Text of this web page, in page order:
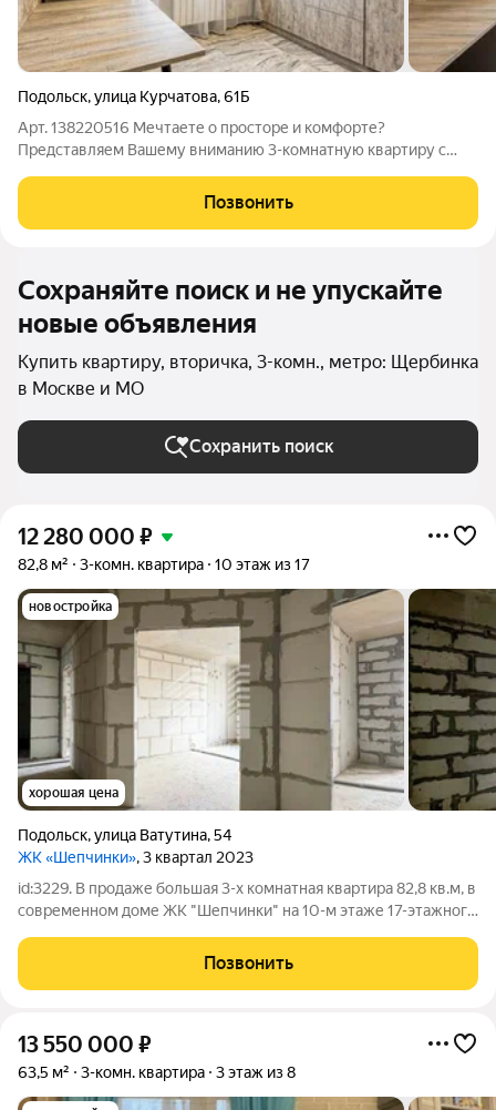
Подольск,улица Курчатова,61Б
Арт. 138220516 Мечтаете о просторе и комфорте?
Представляем Вашему вниманию 3-комнатную квартиру с
продумана для Вашей идеальной жизни! Осталось только
заехать и наслаждаться новым домом! Особая
Позвонить
Сохраняйте поиск и не упускайте
новые объявления
Купить квартиру, вторичка, 3-комн., метро: Щербинка
в Москве и МО
Сохранить поиск
12 280 000 ₽
82,8 м² 3-комн. квартира 10 этаж из 17
новостройка
хорошая цена
Подольск,улица Ватутина,54
ЖК «Шепчинки», 3 квартал 2023
id:3229. В продаже большая 3-х комнатная квартира 82,8 кв.м, в
современном доме ЖК "Шепчинки" на 10-м этаже 17-этажного
составляет 82,8 кв. м, из которых 17,6 кв. м жилая площадь, а
12,3 кв. м
Позвонить
13 550 000 ₽
63,5 м² 3-комн. квартира 3 этаж из 8